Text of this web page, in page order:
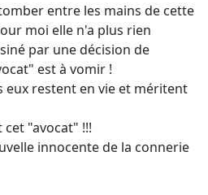
entre les mains de cette
moi elle n'a plus rien
par une décision de
est à vomir !
eux restent en vie et méritent
"avocat" !!!
innocente de la connerie